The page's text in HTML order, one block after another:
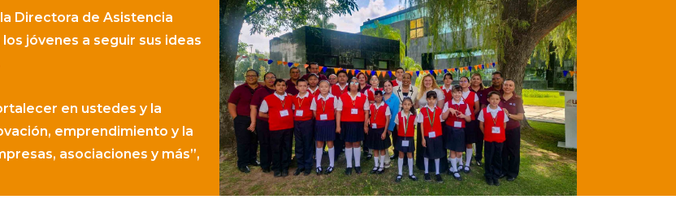
Directora de Asistencia
jóvenes a seguir sus ideas
en ustedes y la
emprendimiento y la
asociaciones y más”,